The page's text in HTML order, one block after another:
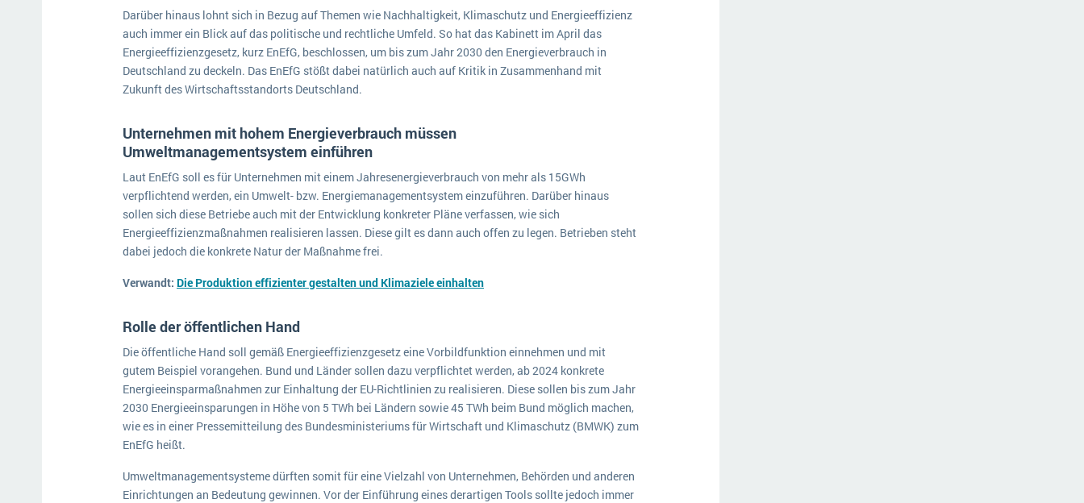
Darüber hinaus lohnt sich in Bezug auf Themen wie Nachhaltigkeit, Klimaschutz und Energieeffizienz
auch immer ein Blick auf das politische und rechtliche Umfeld. So hat das Kabinett im April das
Energieeffizienzgesetz, kurz EnEfG, beschlossen, um bis zum Jahr 2030 den Energieverbrauch in
Deutschland zu deckeln. Das EnEfG stößt dabei natürlich auch auf Kritik in Zusammenhand mit
Zukunft des Wirtschaftsstandorts Deutschland.
Unternehmen mit hohem Energieverbrauch müssen
Umweltmanagementsystem einführen
Laut EnEfG soll es für Unternehmen mit einem Jahresenergieverbrauch von mehr als 15GWh
verpflichtend werden, ein Umwelt- bzw. Energiemanagementsystem einzuführen. Darüber hinaus
sollen sich diese Betriebe auch mit der Entwicklung konkreter Pläne verfassen, wie sich
Energieeffizienzmaßnahmen realisieren lassen. Diese gilt es dann auch offen zu legen. Betrieben steht
dabei jedoch die konkrete Natur der Maßnahme frei.
Verwandt: Die Produktion effizienter gestalten und Klimaziele einhalten
Rolle der öffentlichen Hand
Die öffentliche Hand soll gemäß Energieeffizienzgesetz eine Vorbildfunktion einnehmen und mit
gutem Beispiel vorangehen. Bund und Länder sollen dazu verpflichtet werden, ab 2024 konkrete
Energieeinsparmaßnahmen zur Einhaltung der EU-Richtlinien zu realisieren. Diese sollen bis zum Jahr
2030 Energieeinsparungen in Höhe von 5 TWh bei Ländern sowie 45 TWh beim Bund möglich machen,
wie es in einer Pressemitteilung des Bundesministeriums für Wirtschaft und Klimaschutz (BMWK) zum
EnEfG heißt.
Umweltmanagementsysteme dürften somit für eine Vielzahl von Unternehmen, Behörden und anderen
Einrichtungen an Bedeutung gewinnen. Vor der Einführung eines derartigen Tools sollte jedoch immer